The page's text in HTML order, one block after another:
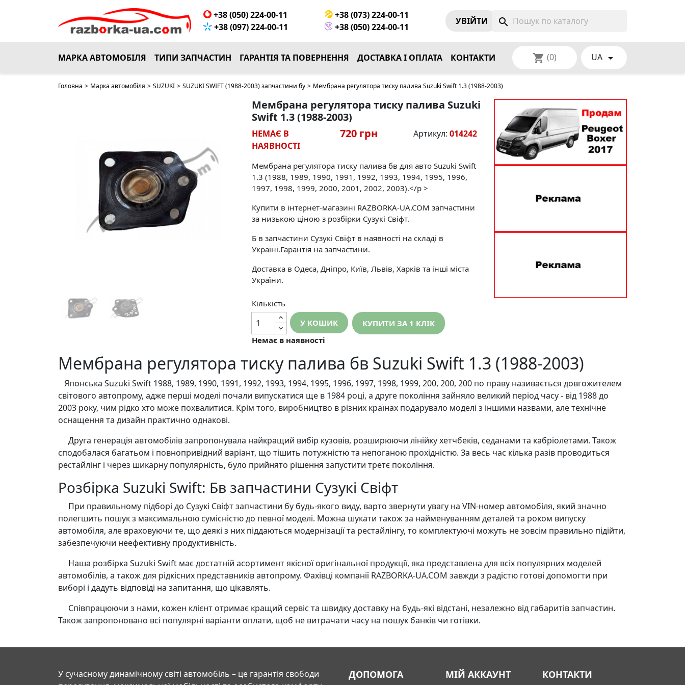
+38 (050) 224-00-11
+38 (073) 224-00-11
+38 (097) 224-00-11
+38 (050) 224-00-11
УВIЙТИ search
МАРКА АВТОМОБІЛЯ ТИПИ ЗАПЧАСТИН ГАРАНТІЯ ТА ПОВЕРНЕННЯ ДОСТАВКА І ОПЛАТА КОНТАКТИ shopping_cart (0) UA 
Головна > Марка автомобіля > SUZUKI > SUZUKI SWIFT (1988-2003) запчастини бу > Мембрана регулятора тиску палива Suzuki Swift 1.3 (1988-2003)
НЕМАЄ В НАЯВНОСТІ
Мембрана регулятора тиску палива Suzuki
Swift 1.3 (1988-2003)
НЕМАЄ В
НАЯВНОСТІ
720 грн Артикул: 014242
Мембрана регулятора тиску палива бв для авто Suzuki Swift
1.3 (1988, 1989, 1990, 1991, 1992, 1993, 1994, 1995, 1996,
1997, 1998, 1999, 2000, 2001, 2002, 2003).</p >
Купити в інтернет-магазині RAZBORKA-UA.COM запчастини
за низькою ціною з розбірки Сузукі Свіфт.
Б в запчастини Сузукі Свіфт в наявності на складі в
Україні.Гарантія на запчастини.
Доставка в Одеса, Дніпро, Київ, Львів, Харків та інші міста
України.
Кількість
У КОШИК
КУПИТИ ЗА 1 КЛIК
Немає в наявності
Мембрана регулятора тиску палива бв Suzuki Swift 1.3 (1988-2003)
Японська Suzuki Swift 1988, 1989, 1990, 1991, 1992, 1993, 1994, 1995, 1996, 1997, 1998, 1999, 200, 200, 200 по праву називається довгожителем
світового автопрому, адже перші моделі почали випускатися ще в 1984 році, а друге покоління зайняло великий період часу - від 1988 до
2003 року, чим рідко хто може похвалитися. Крім того, виробництво в різних країнах подарувало моделі з іншими назвами, але технічне
оснащення та дизайн практично однакові.
Друга генерація автомобілів запропонувала найкращий вибір кузовів, розширюючи лінійку хетчбеків, седанами та кабріолетами. Також
сподобалася багатьом і повнопривідний варіант, що тішить потужністю та непоганою прохідністю. За весь час кілька разів проводиться
рестайлінг і через шикарну популярність, було прийнято рішення запустити третє покоління.
Розбірка Suzuki Swift: Бв запчастини Сузукі Свіфт
При правильному підборі до Сузукі Свіфт запчастини бу будь-якого виду, варто звернути увагу на VIN-номер автомобіля, який значно
полегшить пошук з максимальною сумісністю до певної моделі. Можна шукати також за найменуванням деталей та роком випуску
автомобіля, але враховуючи те, що деякі з них піддаються модернізації та рестайлінгу, то комплектуючі можуть не зовсім правильно підійти,
забезпечуючи неефективну продуктивність.
Наша розбірка Suzuki Swift має достатній асортимент якісної оригінальної продукції, яка представлена ​​для всіх популярних моделей
автомобілів, а також для рідкісних представників автопрому. Фахівці компанії RAZBORKA-UA.COM завжди з радістю готові допомогти при
виборі і дадуть відповіді на запитання, що цікавлять.
Співпрацюючи з нами, кожен клієнт отримає кращий сервіс та швидку доставку на будь-які відстані, незалежно від габаритів запчастин.
Також запропоновано всі популярні варіанти оплати, щоб не витрачати часу на пошук банків чи готівки.
У сучасному динамічному світі автомобіль – це гарантія свободи
ДОПОМОГА МІЙ АККАУНТ КОНТАКТИ